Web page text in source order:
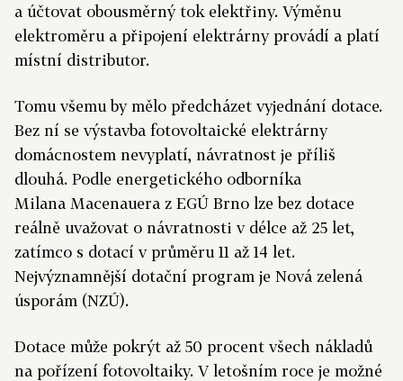
a účtovat obousměrný tok elektřiny. Výměnu
elektroměru a připojení elektrárny provádí a platí
místní distributor.
Tomu všemu by mělo předcházet vyjednání dotace.
Bez ní se výstavba fotovoltaické elektrárny
domácnostem nevyplatí, návratnost je příliš
dlouhá. Podle energetického odborníka
Milana Macenauera z EGÚ Brno lze bez dotace
reálně uvažovat o návratnosti v délce až 25 let,
zatímco s dotací v průměru 11 až 14 let.
Nejvýznamnější dotační program je Nová zelená
úsporám (NZÚ).
Dotace může pokrýt až 50 procent všech nákladů
na pořízení fotovoltaiky. V letošním roce je možné